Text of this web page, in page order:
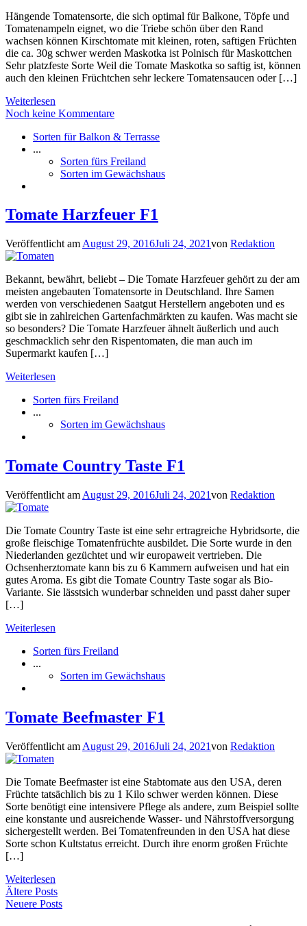
Hängende Tomatensorte, die sich optimal für Balkone, Töpfe und
Tomatenampeln eignet, wo die Triebe schön über den Rand
wachsen können Kirschtomate mit kleinen, roten, saftigen Früchten
die ca. 30g schwer werden Maskotka ist Polnisch für Maskottchen
Sehr platzfeste Sorte Weil die Tomate Maskotka so saftig ist, können
auch den kleinen Früchtchen sehr leckere Tomatensaucen oder […]
Weiterlesen
Noch keine Kommentare
Sorten für Balkon & Terrasse
...
Sorten fürs Freiland
Sorten im Gewächshaus
Tomate Harzfeuer F1
Veröffentlicht am August 29, 2016Juli 24, 2021von Redaktion
Bekannt, bewährt, beliebt – Die Tomate Harzfeuer gehört zu der am
meisten angebauten Tomatensorte in Deutschland. Ihre Samen
werden von verschiedenen Saatgut Herstellern angeboten und es
gibt sie in zahlreichen Gartenfachmärkten zu kaufen. Was macht sie
so besonders? Die Tomate Harzfeuer ähnelt äußerlich und auch
geschmacklich sehr den Rispentomaten, die man auch im
Supermarkt kaufen […]
Weiterlesen
Sorten fürs Freiland
...
Sorten im Gewächshaus
Tomate Country Taste F1
Veröffentlicht am August 29, 2016Juli 24, 2021von Redaktion
Die Tomate Country Taste ist eine sehr ertragreiche Hybridsorte, die
große fleischige Tomatenfrüchte ausbildet. Die Sorte wurde in den
Niederlanden gezüchtet und wir europaweit vertrieben. Die
Ochsenherztomate kann bis zu 6 Kammern aufweisen und hat ein
gutes Aroma. Es gibt die Tomate Country Taste sogar als Bio-
Variante. Sie lässtsich wunderbar schneiden und passt daher super
[…]
Weiterlesen
Sorten fürs Freiland
...
Sorten im Gewächshaus
Tomate Beefmaster F1
Veröffentlicht am August 29, 2016Juli 24, 2021von Redaktion
Die Tomate Beefmaster ist eine Stabtomate aus den USA, deren
Früchte tatsächlich bis zu 1 Kilo schwer werden können. Diese
Sorte benötigt eine intensivere Pflege als andere, zum Beispiel sollte
eine konstante und ausreichende Wasser- und Nährstoffversorgung
sichergestellt werden. Bei Tomatenfreunden in den USA hat diese
Sorte schon Kultstatus erreicht. Durch ihre enorm großen Früchte
[…]
Weiterlesen
Beitragsnavigation
Ältere Posts
Neuere Posts